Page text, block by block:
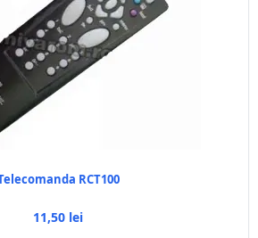
RCT100
11,50 lei